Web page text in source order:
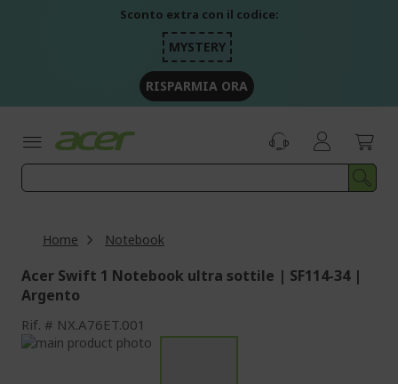
Sconto extra con il codice:
MYSTERY
RISPARMIA ORA
Home Notebook
Acer Swift 1 Notebook ultra sottile | SF114-34 |
Argento
Rif. NX.A76ET.001
Vai